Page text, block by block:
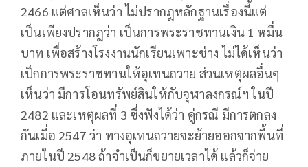
2466 แต่ศาลเห็นว่า ไม่ปรากฎหลักฐานเรื่องนี้แต่
เป็นเพียงปรากฎว่า เป็นการพระราชทานเงิน 1 หมื่น
บาท เพื่อสร้างโรงงานนักเรียนเพาะช่าง ไม่ได้เห็นว่า
เป็กการพระราชทานให้อุเทนถวาย ส่วนเหตุผลอื่นๆ
เห็นว่า มีการโอนทรัพย์สินให้กับจุฬาลงกรณ์ฯ ในปี
2482 และเหตุผลที่ 3 ซึ่งฟังได้ว่า คู่กรณี มีการตกลง
กันเมื่อ 2547 ว่า ทางอุเทนถวายจะย้ายออกจากพื้นที่
ภายในปี 2548 ถ้าจำเป็นก็ขยายเวลาได้ แล้วก็จ่าย